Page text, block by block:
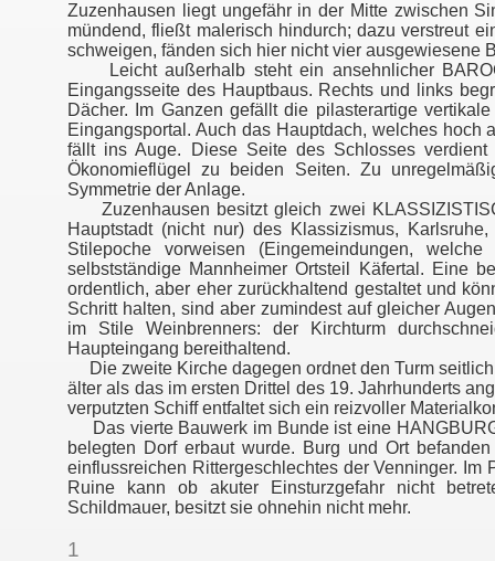
Zuzenhausen liegt ungefähr in der Mitte zwischen
mündend, fließt malerisch hindurch; dazu verstreut
schweigen, fänden sich hier nicht vier ausgewiesene
Leicht außerhalb steht ein ansehnlicher
Eingangsseite des Hauptbaus. Rechts und links
Dächer. Im Ganzen gefällt die pilasterartige
Eingangsportal. Auch das Hauptdach, welches
fällt ins Auge. Diese Seite des Schlosses
Ökonomieflügel zu beiden Seiten. Zu
Symmetrie der Anlage.
Zuzenhausen besitzt gleich zwei
Hauptstadt (nicht nur) des Klassizismus,
Stilepoche vorweisen (Eingemeindungen,
selbstständige Mannheimer Ortsteil Käfertal. Eine
ordentlich, aber eher zurückhaltend gestaltet und
Schritt halten, sind aber zumindest auf gleicher
im Stile Weinbrenners: der Kirchturm
Haupteingang bereithaltend.
Die zweite Kirche dagegen ordnet den Turm
älter als das im ersten Drittel des 19. Jahrhunderts
verputzten Schiff entfaltet sich ein reizvoller
Das vierte Bauwerk im Bunde ist eine
belegten Dorf erbaut wurde. Burg und Ort
einflussreichen Rittergeschlechtes der Venninger.
Ruine kann ob akuter Einsturzgefahr nicht
Schildmauer, besitzt sie ohnehin nicht mehr.
1